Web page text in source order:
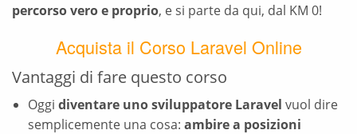
percorso vero e proprio, e si parte da qui, dal KM 0!
Acquista il Corso Laravel Online
Vantaggi di fare questo corso
Oggi diventare uno sviluppatore Laravel vuol dire
semplicemente una cosa: ambire a posizioni